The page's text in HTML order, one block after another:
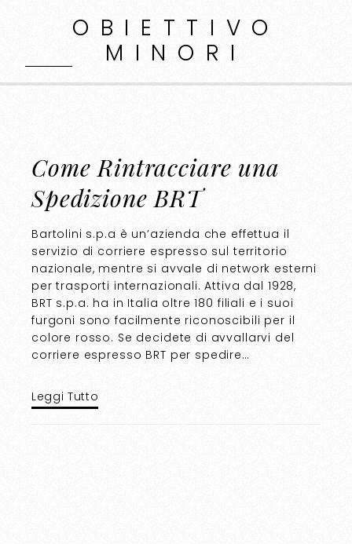
OBIETTIVO
MINORI
Come Rintracciare una
Spedizione BRT
Bartolini s.p.a è un’azienda che effettua il
servizio di corriere espresso sul territorio
nazionale, mentre si avvale di network esterni
per trasporti internazionali. Attiva dal 1928,
BRT s.p.a. ha in Italia oltre 180 filiali e i suoi
furgoni sono facilmente riconoscibili per il
colore rosso. Se decidete di avvallarvi del
corriere espresso BRT per spedire…
Leggi Tutto